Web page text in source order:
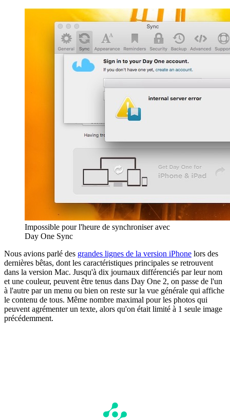
Impossible pour l'heure de synchroniser avec
Day One Sync
Nous avions parlé des grandes lignes de la version iPhone lors des
dernières bêtas, dont les caractéristiques principales se retrouvent
dans la version Mac. Jusqu'à dix journaux différenciés par leur nom
et une couleur, peuvent être tenus dans Day One 2, on passe de l'un
à l'autre par un menu ou bien on reste sur la vue générale qui affiche
le contenu de tous. Même nombre maximal pour les photos qui
peuvent agrémenter un texte, alors qu'on était limité à 1 seule image
précédemment.